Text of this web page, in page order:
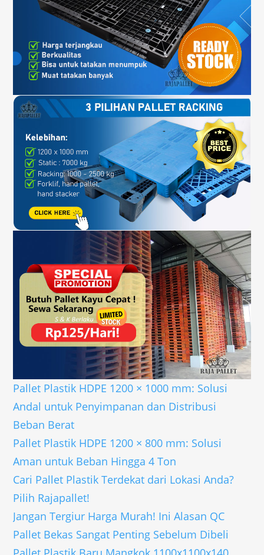
Pallet Plastik HDPE 1200 × 1000 mm: Solusi
Andal untuk Penyimpanan dan Distribusi
Beban Berat
Pallet Plastik HDPE 1200 × 800 mm: Solusi
Aman untuk Beban Hingga 4 Ton
Cari Pallet Plastik Terdekat dari Lokasi Anda?
Pilih Rajapallet!
Jangan Tergiur Harga Murah! Ini Alasan QC
Pallet Bekas Sangat Penting Sebelum Dibeli